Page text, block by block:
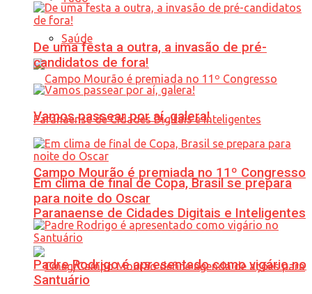
Saúde
Campo Mourão é premiada no 11º Congresso
Paranaense de Cidades Digitais e Inteligentes
De uma festa a outra, a invasão de pré-
candidatos de fora!
Vamos passear por aí, galera!
Em clima de final de Copa, Brasil se prepara
para noite do Oscar
Padre Rodrigo é apresentado como vigário no
Santuário